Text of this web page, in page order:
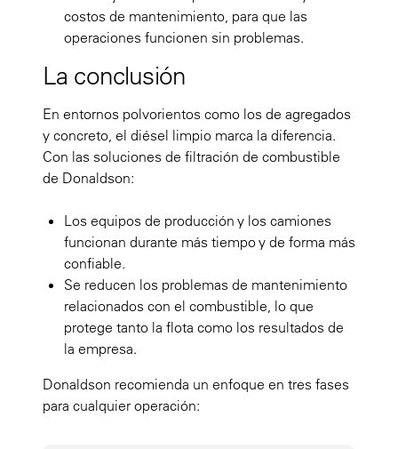
costos de mantenimiento, para que las
operaciones funcionen sin problemas.
La conclusión
En entornos polvorientos como los de agregados
y concreto, el diésel limpio marca la diferencia.
Con las soluciones de filtración de combustible
de Donaldson:
Los equipos de producción y los camiones
funcionan durante más tiempo y de forma más
confiable.
Se reducen los problemas de mantenimiento
relacionados con el combustible, lo que
protege tanto la flota como los resultados de
la empresa.
Donaldson recomienda un enfoque en tres fases
para cualquier operación: